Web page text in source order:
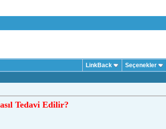
LinkBack Seçenekler
Tedavi Edilir?